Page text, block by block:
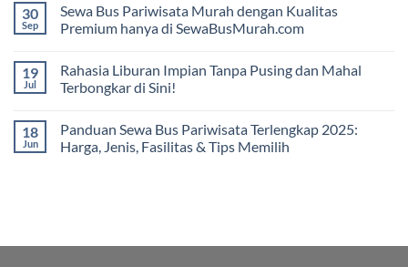
30
Sep
Sewa Bus Pariwisata Murah dengan Kualitas
Premium hanya di SewaBusMurah.com
19
Jul
Rahasia Liburan Impian Tanpa Pusing dan Mahal
Terbongkar di Sini!
18
Jun
Panduan Sewa Bus Pariwisata Terlengkap 2025:
Harga, Jenis, Fasilitas & Tips Memilih